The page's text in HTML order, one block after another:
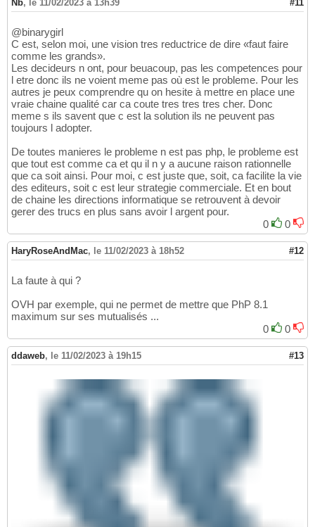
Nb, le 11/02/2023 à 13h39 #11
@binarygirl
C est, selon moi, une vision tres reductrice de dire «faut faire
comme les grands».
Les decideurs n ont, pour beuacoup, pas les competences pour
l etre donc ils ne voient meme pas où est le probleme. Pour les
autres je peux comprendre qu on hesite à mettre en place une
vraie chaine qualité car ca coute tres tres tres cher. Donc
meme s ils savent que c est la solution ils ne peuvent pas
toujours l adopter.
De toutes manieres le probleme n est pas php, le probleme est
que tout est comme ca et qu il n y a aucune raison rationnelle
que ca soit ainsi. Pour moi, c est juste que, soit, ca facilite la vie
des editeurs, soit c est leur strategie commerciale. Et en bout
de chaine les directions informatique se retrouvent à devoir
gerer des trucs en plus sans avoir l argent pour.
0
0
HaryRoseAndMac, le 11/02/2023 à 18h52 #12
La faute à qui ?
OVH par exemple, qui ne permet de mettre que PhP 8.1
maximum sur ses mutualisés ...
0
0
ddaweb, le 11/02/2023 à 19h15 #13